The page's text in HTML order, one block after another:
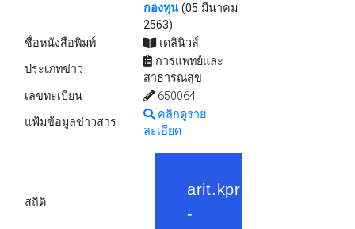
กองทุน (05 มีนาคม
2563)
ชื่อหนังสือพิมพ์
เดลินิวส์
ประเภทข่าว
การแพทย์และ
สาธารณสุข
เลขทะเบียน
650064
แฟ้มข้อมูลข่าวสาร
คลิกดูราย
ละเอียด
สถิติ